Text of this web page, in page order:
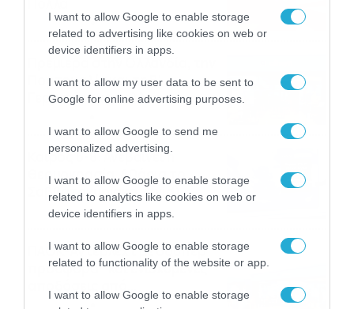
I want to allow Google to enable storage
related to advertising like cookies on web or
device identifiers in apps.
I want to allow my user data to be sent to
Google for online advertising purposes.
I want to allow Google to send me
personalized advertising.
I want to allow Google to enable storage
related to analytics like cookies on web or
device identifiers in apps.
I want to allow Google to enable storage
related to functionality of the website or app.
I want to allow Google to enable storage
08/08/2026 08:25
Πορτογαλία και τη Β’
Γερμανίας με πολλές
το ΠΑΜΕ ΣΤΟΙΧΗΜΑ
Καιρός 6-8: Ανεβαίνει η
θερμοκρασία, 40άρια το
Σαββατοκύριακο… (vid)
06/08/2026 22:00
ΠΑΟΚ-Άντερλεχτ με σούπερ
προσφορά* και ενισχυμένες
το Pamestoixima.gr
06/08/2026